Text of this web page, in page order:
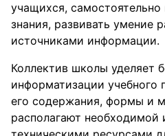
учащихся,
знания, развивать умение
источниками информации.
Коллектив школы уделяет
информатизации учебного
его содержания, формы и
располагают